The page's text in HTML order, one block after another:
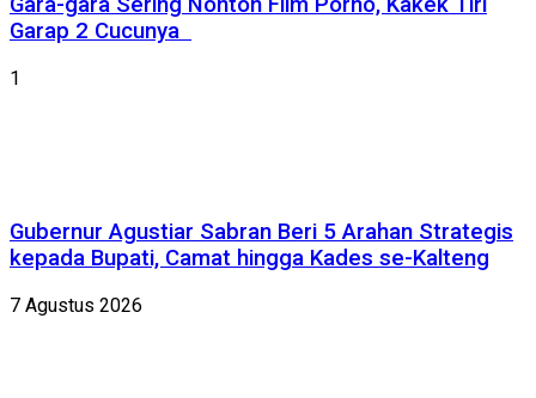
Garap 2 Cucunya
1
Gubernur Agustiar Sabran Beri 5 Arahan Strategis
kepada Bupati, Camat hingga Kades se-Kalteng
7 Agustus 2026